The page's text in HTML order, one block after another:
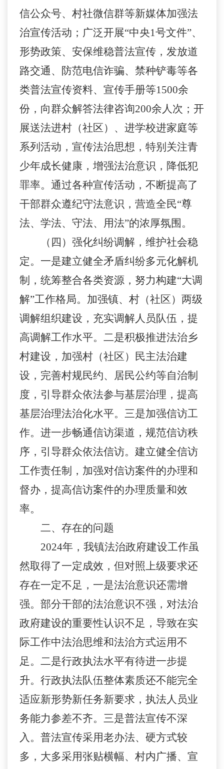
信公众号、村社微信群等新媒体加强法
治宣传活动；广泛开展“中央1号文件”、
形势政策、安保维稳普法宣传，发放道
路交通、防范电信诈骗、禁种铲毒等各
类普法宣传资料、宣传手册等1500余
份，向群众解答法律咨询200余人次；开
展送法进村（社区）、进学校进家庭等
系列活动，宣传法治思想，特别关注青
少年成长健康，增强法治意识，降低犯
罪率。通过各种宣传活动，不断提高了
干部群众遵纪守法意识，营造全民“尊
法、学法、守法、用法”的浓厚氛围。
（ 四 ）强化纠纷调解，维护社会稳
定。 一是建立健全矛盾纠纷多元化解机
制，统筹整合各类资源，努力构建“大调
解”工作格局。加强镇、村（社区）两级
调解组织建设，充实调解人员队伍，提
高调解工作水平。二是积极推进法治乡
村建设，加强村（社区）民主法治建
设，完善村规民约、居民公约等自治制
度，引导群众依法参与基层治理，提高
基层治理法治化水平。三是加强信访工
作。进一步畅通信访渠道，规范信访秩
序，引导群众依法信访。建立健全信访
工作责任制，加强对信访案件的办理和
督办，提高信访案件的办理质量和效
率。
二、存在的问题
2024年，我镇法治政府建设工作虽
然取得了一定成效，但对照上级要求还
存在一定不足 ，一是法治意识还需增
强。部分干部的法治意识不强，对法治
政府建设的重要性认识不足，导致在实
际工作中法治思维和法治方式运用不
足。二是行政执法水平有待进一步提
升。行政执法队伍整体素质还不能完全
适应新形势新任务新要求，执法人员业
务能力参差不齐。三是普法宣传不深
入。普法宣传采用老办法、硬方式较
多，大多采用张贴横幅、村内广播、宣